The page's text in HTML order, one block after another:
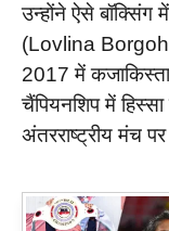
उन्होंने ऐसे बॉक्सिंग
(Lovlina
2017 में
चैंपियनशिप में
अंतरराष्ट्रीय मंच